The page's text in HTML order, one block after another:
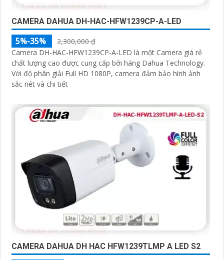
CAMERA DAHUA DH-HAC-HFW1239CP-A-LED
5%-35%
2,300,000 ₫
Camera DH-HAC-HFW1239CP-A-LED là một Camera giá rẻ
chất lượng cao được cung cấp bởi hãng Dahua Technology.
Với độ phân giải Full HD 1080P, camera đảm bảo hình ảnh
sắc nét và chi tiết
CAMERA DAHUA DH HAC HFW1239TLMP A LED S2